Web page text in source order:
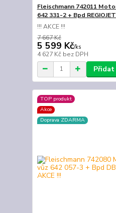
Fleischmann 742011
642 331-2 + Bpd
!!! AKCE !!!
7 667 Kč
5 599 Kč/ks
4 627 Kč bez DPH
TOP produkt
Akce
Doprava ZDARMA